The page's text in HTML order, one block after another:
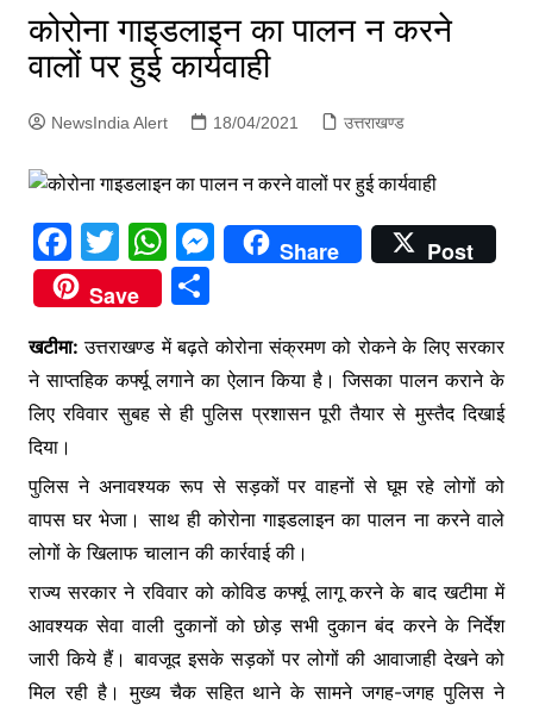
कोरोना गाइडलाइन का पालन न करने
वालों पर हुई कार्यवाही
NewsIndia Alert 18/04/2021 उत्तराखण्ड
F
a
c
e
b
o
o
k
T
w
itt
er
W
h
at
s
A
p
p
M
e
s
e
n
g
er
Share
Post
Save
S
ar
e
खटीमा: उत्तराखण्ड में बढ़ते कोरोना संक्रमण को रोकने के लिए सरकार
ने साप्तहिक कर्फ्यू लगाने का ऐलान किया है। जिसका पालन कराने के
लिए रविवार सुबह से ही पुलिस प्रशासन पूरी तैयार से मुस्तैद दिखाई
दिया।
पुलिस ने अनावश्यक रूप से सड़कों पर वाहनों से घूम रहे लोगों को
वापस घर भेजा। साथ ही कोरोना गाइडलाइन का पालन ना करने वाले
लोगों के खिलाफ चालान की कार्रवाई की।
राज्य सरकार ने रविवार को कोविड कर्फ्यू लागू करने के बाद खटीमा में
आवश्यक सेवा वाली दुकानों को छोड़ सभी दुकान बंद करने के निर्देश
जारी किये हैं। बावजूद इसके सड़कों पर लोगों की आवाजाही देखने को
मिल रही है। मुख्य चैक सहित थाने के सामने जगह-जगह पुलिस ने